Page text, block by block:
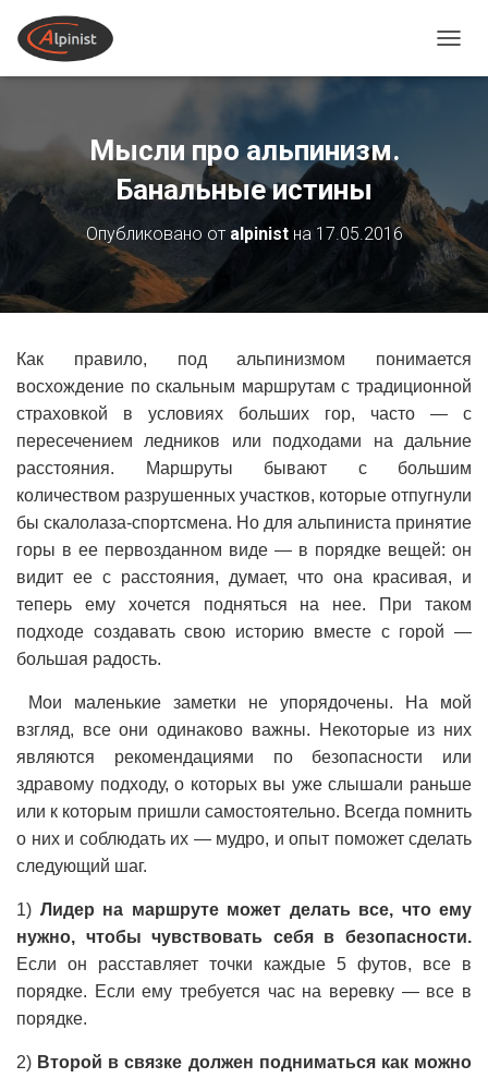
Мысли про альпинизм.
Банальные истины
Опубликовано от alpinistна 17.05.2016
Как правило, под альпинизмом понимается
восхождение по скальным маршрутам с традиционной
страховкой в условиях больших гор, часто — с
пересечением ледников или подходами на дальние
расстояния. Маршруты бывают с большим
количеством разрушенных участков, которые отпугнули
бы скалолаза-спортсмена. Но для альпиниста принятие
горы в ее первозданном виде — в порядке вещей: он
видит ее с расстояния, думает, что она красивая, и
теперь ему хочется подняться на нее. При таком
подходе создавать свою историю вместе с горой —
большая радость.
Мои маленькие заметки не упорядочены. На мой
взгляд, все они одинаково важны. Некоторые из них
являются рекомендациями по безопасности или
здравому подходу, о которых вы уже слышали раньше
или к которым пришли самостоятельно. Всегда помнить
о них и соблюдать их — мудро, и опыт поможет сделать
следующий шаг.
1) Лидер на маршруте может делать все, что ему
нужно, чтобы чувствовать себя в безопасности.
Если он расставляет точки каждые 5 футов, все в
порядке. Если ему требуется час на веревку — все в
порядке.
2) Второй в связке должен подниматься как можно